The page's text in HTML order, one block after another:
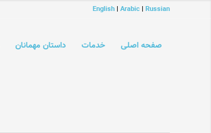
English | Arabic | Russian
صفحه اصلی خدمات داستان مهمانان